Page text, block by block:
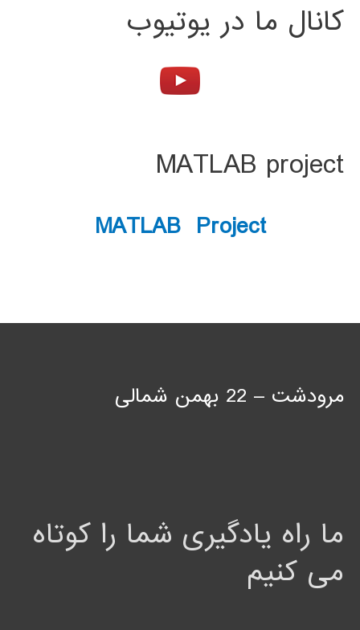
کانال ما در یوتیوب
MATLAB project
MATLAB Project
مرودشت – 22 بهمن شمالی
ما راه یادگیری شما را کوتاه
می کنیم